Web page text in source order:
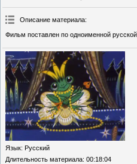
Описание материала:
Фильм поставлен по одноименной
Язык: Русский
Длительность материала: 00:18:04